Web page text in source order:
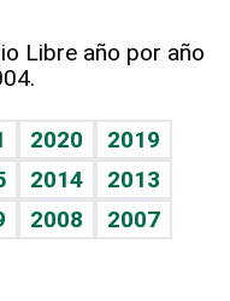
Libre año por año
2020
2019
2014
2013
2008
2007